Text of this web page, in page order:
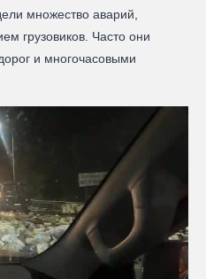
множество аварий,
грузовиков. Часто они
и многочасовыми